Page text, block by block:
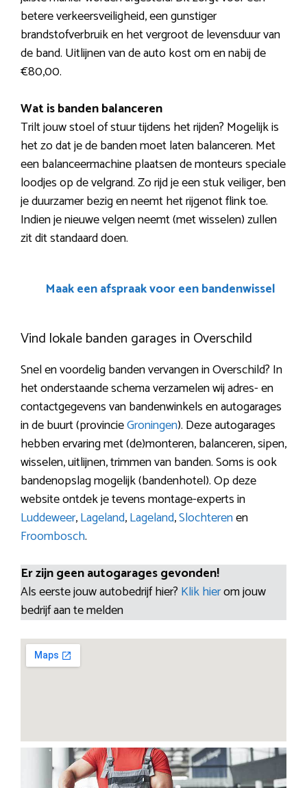
betere verkeersveiligheid, een gunstiger
brandstofverbruik en het vergroot de levensduur van
de band. Uitlijnen van de auto kost om en nabij de
€80,00.
Wat is banden balanceren
Trilt jouw stoel of stuur tijdens het rijden? Mogelijk is
het zo dat je de banden moet laten balanceren. Met
een balanceermachine plaatsen de monteurs speciale
loodjes op de velgrand. Zo rijd je een stuk veiliger, ben
je duurzamer bezig en neemt het rijgenot flink toe.
Indien je nieuwe velgen neemt (met wisselen) zullen
zit dit standaard doen.
Maak een afspraak voor een bandenwissel
Vind lokale banden garages in Overschild
Snel en voordelig banden vervangen in Overschild? In
het onderstaande schema verzamelen wij adres- en
contactgegevens van bandenwinkels en autogarages
in de buurt (provincieGroningen). Deze autogarages
hebben ervaring met (de)monteren, balanceren, sipen,
wisselen, uitlijnen, trimmen van banden. Soms is ook
bandenopslag mogelijk (bandenhotel). Op deze
website ontdek je tevens montage-experts in
Luddeweer,Lageland,Lageland,Slochterenen
Froombosch.
Er zijn geen autogarages gevonden!
Als eerste jouw autobedrijf hier? Klik hierom jouw
bedrijf aan te melden